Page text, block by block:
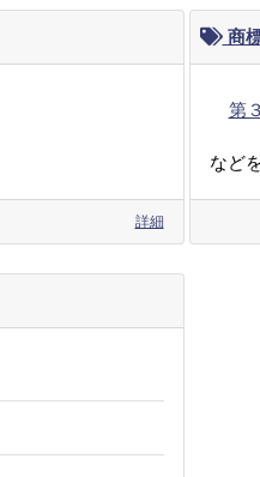
詳細
商
第
など